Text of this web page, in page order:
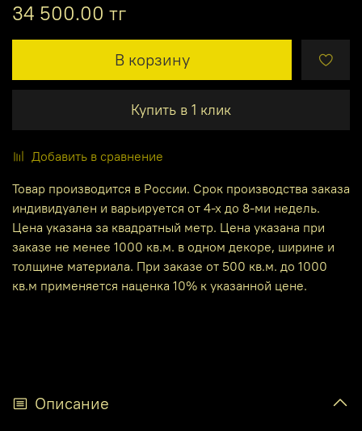
34 500.00 тг
В корзину
Купить в 1 клик
Добавить в сравнение
Товар производится в России. Срок производства заказа
индивидуален и варьируется от 4-х до 8-ми недель.
Цена указана за квадратный метр. Цена указана при
заказе не менее 1000 кв.м. в одном декоре, ширине и
толщине материала. При заказе от 500 кв.м. до 1000
кв.м применяется наценка 10% к указанной цене.
Описание